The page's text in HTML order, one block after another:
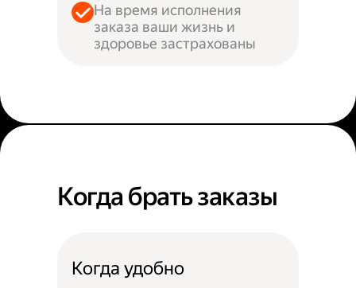
На время исполнения
заказа ваши жизнь и
здоровье застрахованы
Когда брать заказы
Когда удобно